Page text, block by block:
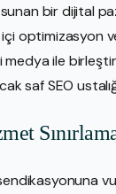
sunan bir dijital
optimizasyon
medya ile
saf SEO